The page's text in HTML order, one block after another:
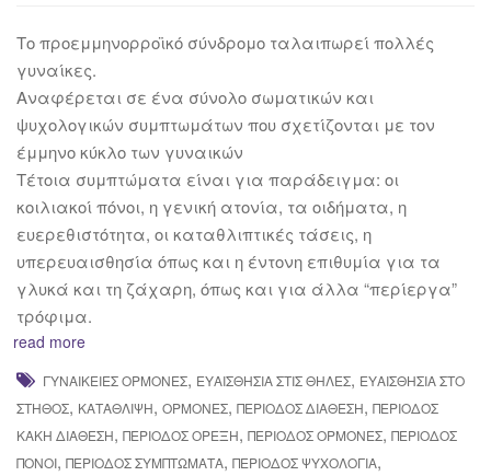
Το προεμμηνορροϊκό σύνδρομο ταλαιπωρεί πολλές
γυναίκες.
Αναφέρεται σε ένα σύνολο σωματικών και
ψυχολογικών συμπτωμάτων που σχετίζονται με τον
έμμηνο κύκλο των γυναικών
Τέτοια συμπτώματα είναι για παράδειγμα: οι
κοιλιακοί πόνοι, η γενική ατονία, τα οιδήματα, η
ευερεθιστότητα, οι καταθλιπτικές τάσεις, η
υπερευαισθησία όπως και η έντονη επιθυμία για τα
γλυκά και τη ζάχαρη, όπως και για άλλα “περίεργα”
τρόφιμα.
read more
ΓΥΝΑΙΚΕΊΕΣ ΟΡΜΌΝΕΣ, ΕΥΑΙΣΘΗΣΊΑ ΣΤΙΣ ΘΗΛΈΣ, ΕΥΑΙΣΘΗΣΊΑ ΣΤΟ
ΣΤΉΘΟΣ, ΚΑΤΆΘΛΙΨΗ, ΟΡΜΌΝΕΣ, ΠΕΡΊΟΔΟΣ ΔΙΆΘΕΣΗ, ΠΕΡΊΟΔΟΣ
ΚΑΚΉ ΔΙΆΘΕΣΗ, ΠΕΡΊΟΔΟΣ ΌΡΕΞΗ, ΠΕΡΊΟΔΟΣ ΟΡΜΌΝΕΣ, ΠΕΡΊΟΔΟΣ
ΠΌΝΟΙ, ΠΕΡΊΟΔΟΣ ΣΥΜΠΤΏΜΑΤΑ, ΠΕΡΊΟΔΟΣ ΨΥΧΟΛΟΓΊΑ,